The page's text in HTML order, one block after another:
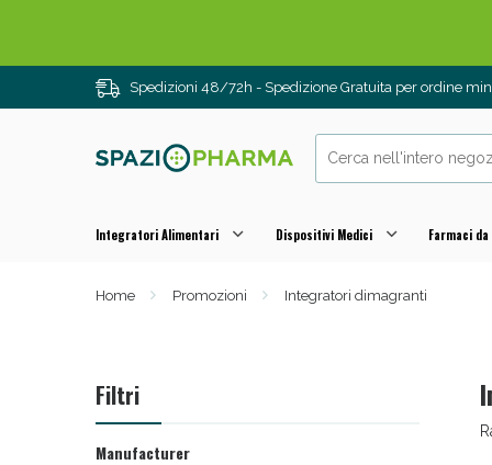
Spedizioni 48/72h - Spedizione Gratuita per ordine
Integratori Alimentari Dispositivi Medici Farmaci
Home Promozioni Integratori dimagranti
Filtri
Manufacturer